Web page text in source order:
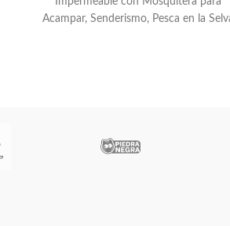
Acampar, Senderismo, Pesca en la